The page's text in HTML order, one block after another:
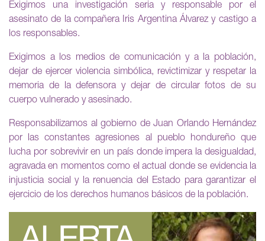
Exigimos una investigación seria y responsable por el
asesinato de la compañera Iris Argentina Álvarez y castigo a
los responsables.
Exigimos a los medios de comunicación y a la población,
dejar de ejercer violencia simbólica, revictimizar y respetar la
memoria de la defensora y dejar de circular fotos de su
cuerpo vulnerado y asesinado.
Responsabilizamos al gobierno de Juan Orlando Hernández
por las constantes agresiones al pueblo hondureño que
lucha por sobrevivir en un país donde impera la desigualdad,
agravada en momentos como el actual donde se evidencia la
injusticia social y la renuencia del Estado para garantizar el
ejercicio de los derechos humanos básicos de la población.